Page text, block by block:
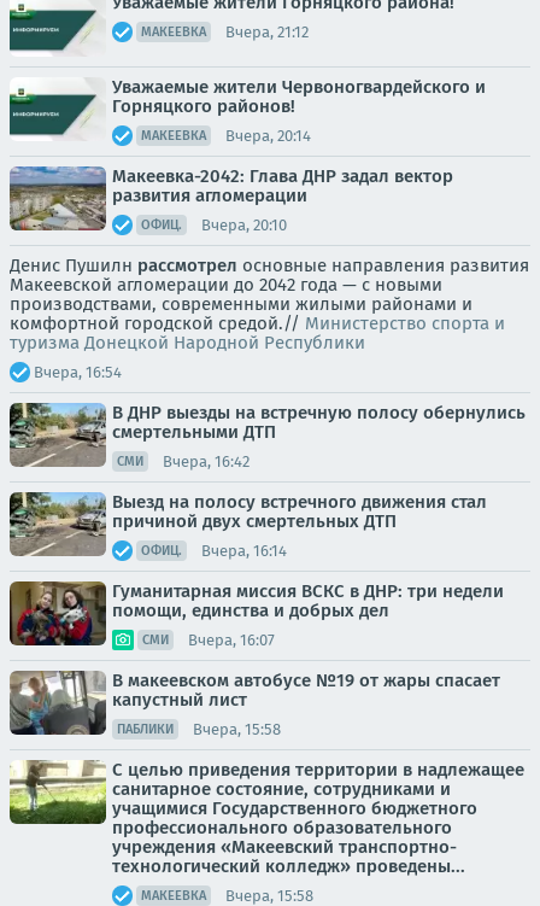
МАКЕЕВКА Вчера, 21:12
Уважаемые жители Червоногвардейского и
Горняцкого районов!
МАКЕЕВКА Вчера, 20:14
Макеевка-2042: Глава ДНР задал вектор
развития агломерации
ОФИЦ. Вчера, 20:10
Денис Пушилн рассмотрел основные направления развития
Макеевской агломерации до 2042 года — с новыми
производствами, современными жилыми районами и
комфортной городской средой.// Министерство спорта и
туризма Донецкой Народной Республики
Вчера, 16:54
В ДНР выезды на встречную полосу обернулись
смертельными ДТП
СМИ Вчера, 16:42
Выезд на полосу встречного движения стал
причиной двух смертельных ДТП
ОФИЦ. Вчера, 16:14
Гуманитарная миссия ВСКС в ДНР: три недели
помощи, единства и добрых дел
СМИ Вчера, 16:07
В макеевском автобусе №19 от жары спасает
капустный лист
ПАБЛИКИ Вчера, 15:58
С целью приведения территории в надлежащее
санитарное состояние, сотрудниками и
учащимися Государственного бюджетного
профессионального образовательного
учреждения «Макеевский транспортно-
технологический колледж» проведены...
МАКЕЕВКА Вчера, 15:58